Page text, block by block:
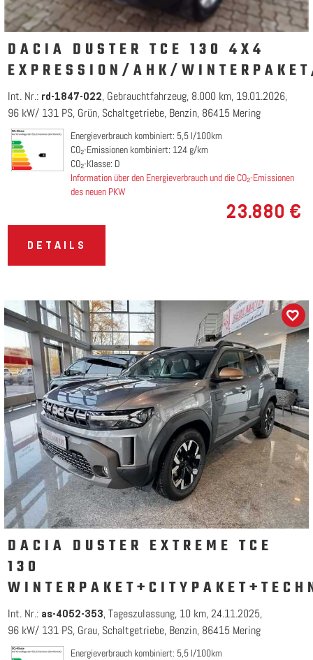
DACIA DUSTER TCE 130 4X4
EXPRESSION/AHK/
Int. Nr.: rd-1847-022 Gebrauchtfahrzeug 8.000 km 19.01.2026
96 kW/ 131 PS Grün Schaltgetriebe Benzin 86415 Mering
Energieverbrauch kombiniert: 5,5 l/100km
CO₂-Emissionen kombiniert: 124 g/km
CO₂-Klasse: D
Information über den Energieverbrauch und die CO₂-Emissionen
des neuen PKW
23.880 €
DETAILS
DACIA DUSTER EXTREME TCE
130
Int. Nr.: as-4052-353 Tageszulassung 10 km 24.11.2025
96 kW/ 131 PS Grau Schaltgetriebe Benzin 86415 Mering
Energieverbrauch kombiniert: 5,5 l/100km